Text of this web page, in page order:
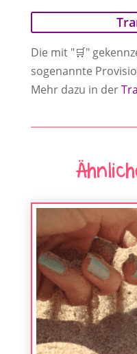
Die mit "🛒"
sogenannte
Mehr dazu in der